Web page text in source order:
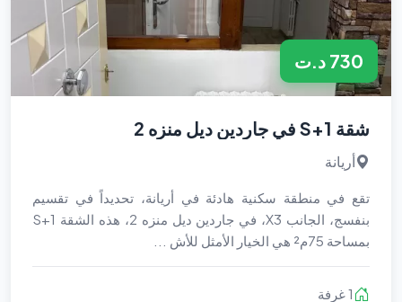
730 د.ت
شقة S+1 في جاردين ديل منزه 2
أريانة
تقع في منطقة سكنية هادئة في أريانة، تحديداً في تقسيم
بنفسج، الجانب X3، في جاردين ديل منزه 2، هذه الشقة S+1
بمساحة 75م² هي الخيار الأمثل للأش ...
1 غرفة